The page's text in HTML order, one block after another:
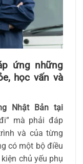
ứng những
học vấn và
Nhật Bản tại
mà phải đáp
và của từng
có một bộ điều
chủ yếu phụ